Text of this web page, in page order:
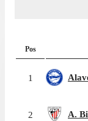
Pos
1
2 A.